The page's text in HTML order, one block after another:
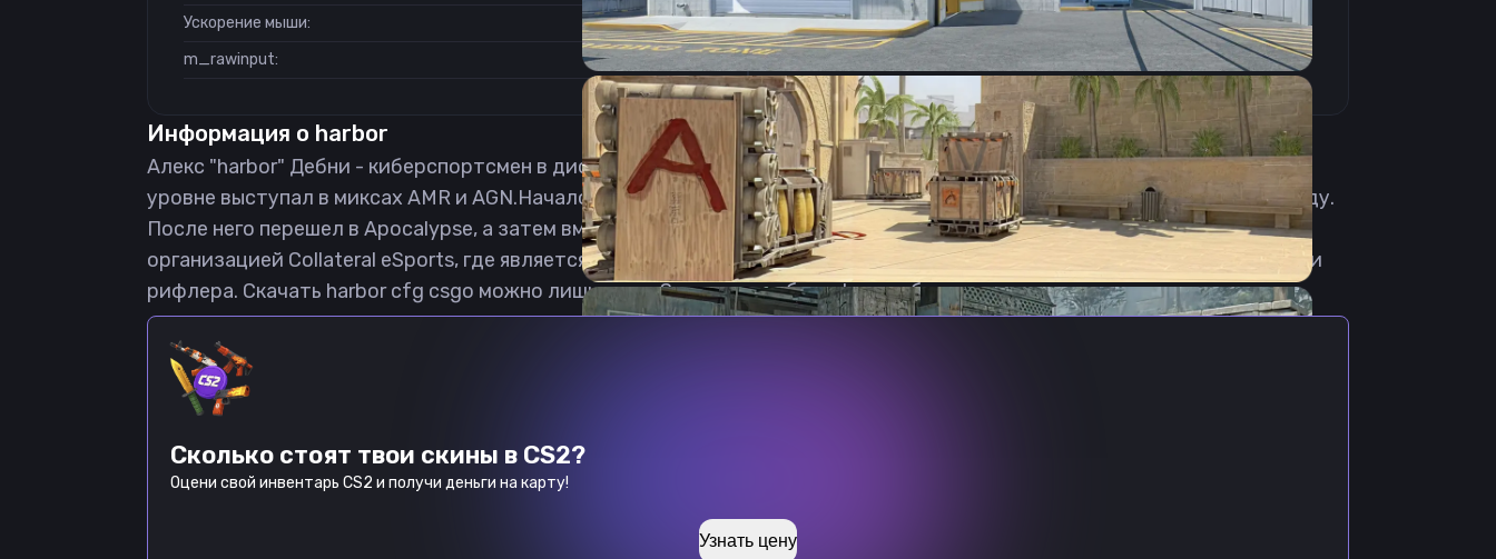
Previous slide Next slide
Ускорение мыши:
0
m_rawinput:
1
Информация о harbor
Алекс "harbor" Дебни - киберспортсмен в дисциплине Counter-Strike: Global Offensive из Австралии. На любительском
уровне выступал в миксах AMR и AGN.Началом карьеры для Алекса послужило присоединение к миксу domilk в 2021 году.
После него перешел в Apocalypse, а затем вместе с остальным ростером подписал контракт с киберспортивной
организацией Collateral eSports, где является самым опытным и возрастным игроком и выполняет роль ин-гейм лидера и
рифлера. Скачать harbor cfg csgo можно лишь у нас. Загрузка харбор кфг ксго бесплатная.
Сколько стоят твои скины в CS2?
Оцени свой инвентарь CS2 и получи деньги на карту!
Узнать цену